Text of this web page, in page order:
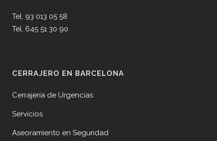
Tel. 93 013 05 58
Tel. 645 51 30 90
CERRAJERO EN BARCELONA
Cerrajería de Urgencias
Servicios
Aseoramiento en Seguridad